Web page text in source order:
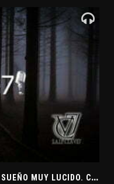
E
L EVANGELIO DE SAN PEDRO. UN SUEÑO MUY LUCIDO. CLAVE7 NEWS ¿PREPARADOS PARA UNA VISITA EXTRATERRESTRE?